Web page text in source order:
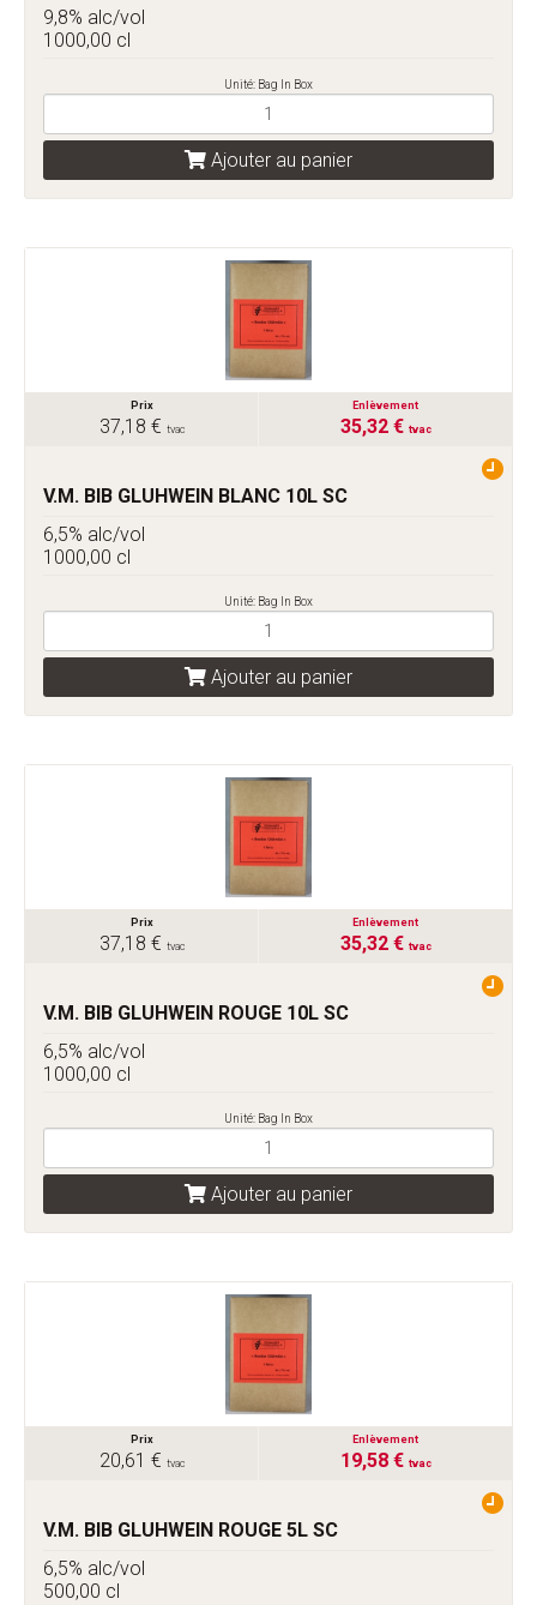
9,8% alc/vol
1000,00 cl
Unité: Bag In Box
Ajouter au panier
Prix
37,18 € tvac
Enlèvement
35,32 € tvac
V.M. BIB GLUHWEIN BLANC 10L SC
6,5% alc/vol
1000,00 cl
Unité: Bag In Box
Ajouter au panier
Prix
37,18 € tvac
Enlèvement
35,32 € tvac
V.M. BIB GLUHWEIN ROUGE 10L SC
6,5% alc/vol
1000,00 cl
Unité: Bag In Box
Ajouter au panier
Prix
20,61 € tvac
Enlèvement
19,58 € tvac
V.M. BIB GLUHWEIN ROUGE 5L SC
6,5% alc/vol
500,00 cl